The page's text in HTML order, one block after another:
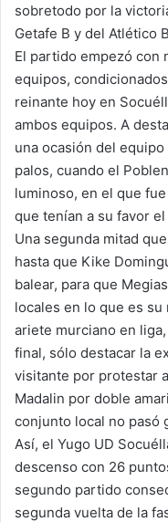
sobretodo por la
Getafe B y del Atlético
El partido empezó con
equipos,
reinante hoy en
ambos equipos. A
una ocasión del
palos, cuando el
luminoso, en el que
que tenían a su favor
Una segunda mitad
hasta que Kike
balear, para que
locales en lo que es
ariete murciano en
final, sólo destacar la
visitante por protestar
Madalin por doble
conjunto local no pasó
Así, el Yugo UD
descenso con 26
segundo partido
segunda vuelta de la